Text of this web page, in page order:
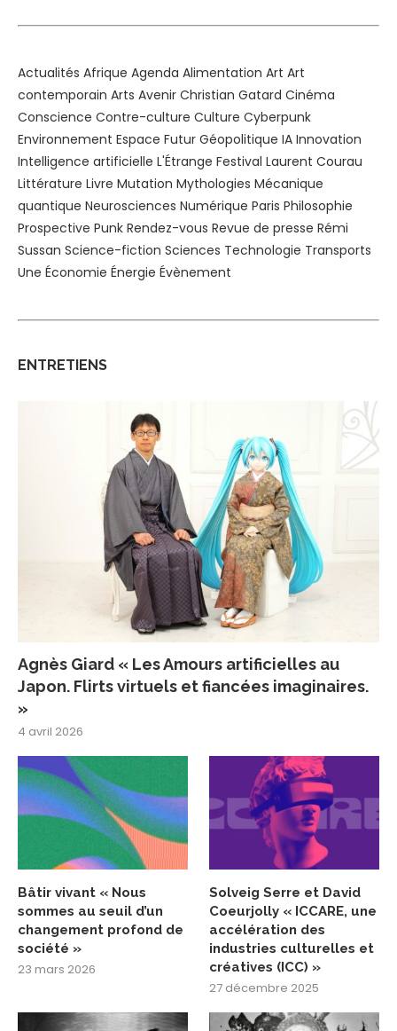
Actualités Afrique Agenda Alimentation Art Art
contemporain Arts Avenir Christian Gatard Cinéma
Conscience Contre-culture Culture Cyberpunk
Environnement Espace Futur Géopolitique IA Innovation
Intelligence artificielle L'Étrange Festival Laurent Courau
Littérature Livre Mutation Mythologies Mécanique
quantique Neurosciences Numérique Paris Philosophie
Prospective Punk Rendez-vous Revue de presse Rémi
Sussan Science-fiction Sciences Technologie Transports
Une Économie Énergie Évènement
ENTRETIENS
Agnès Giard « Les Amours artificielles au
Japon. Flirts virtuels et fiancées imaginaires.
»
4 avril 2026
Bâtir vivant « Nous
sommes au seuil d’un
changement profond de
société »
23 mars 2026
Solveig Serre et David
Coeurjolly « ICCARE, une
accélération des
industries culturelles et
créatives (ICC) »
27 décembre 2025